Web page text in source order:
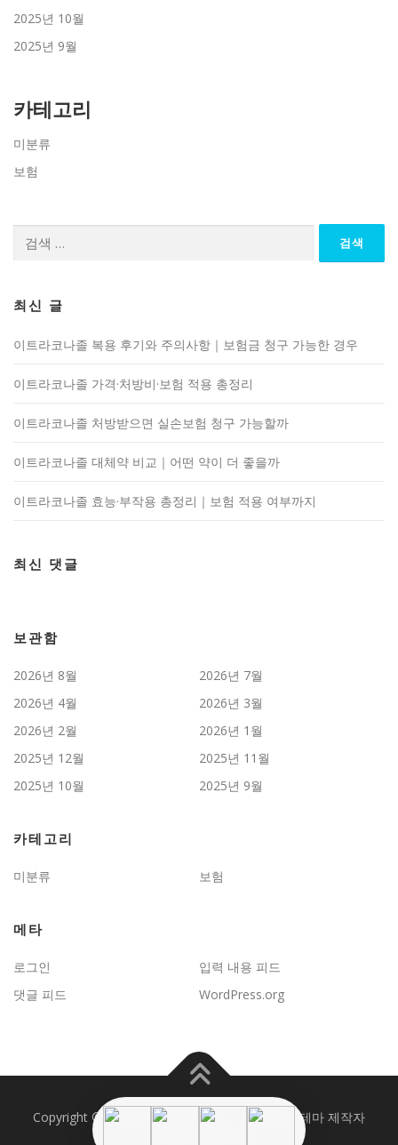
2025년 10월
2025년 9월
카테고리
미분류
보험
최신 글
이트라코나졸 복용 후기와 주의사항｜보험금 청구 가능한 경우
이트라코나졸 가격·처방비·보험 적용 총정리
이트라코나졸 처방받으면 실손보험 청구 가능할까
이트라코나졸 대체약 비교｜어떤 약이 더 좋을까
이트라코나졸 효능·부작용 총정리｜보험 적용 여부까지
최신 댓글
보관함
2026년 8월
2026년 7월
2026년 4월
2026년 3월
2026년 2월
2026년 1월
2025년 12월
2025년 11월
2025년 10월
2025년 9월
카테고리
미분류 보험
메타
로그인
입력 내용 피드
댓글 피드
WordPress.org
Copyright © 2026 JD보험문제연구 OnePress
테마 제작자